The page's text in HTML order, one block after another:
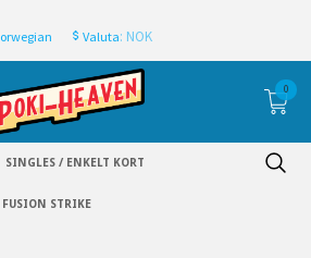
Valuta: NOK
0
SINGLES / ENKELT KORT
FUSION STRIKE